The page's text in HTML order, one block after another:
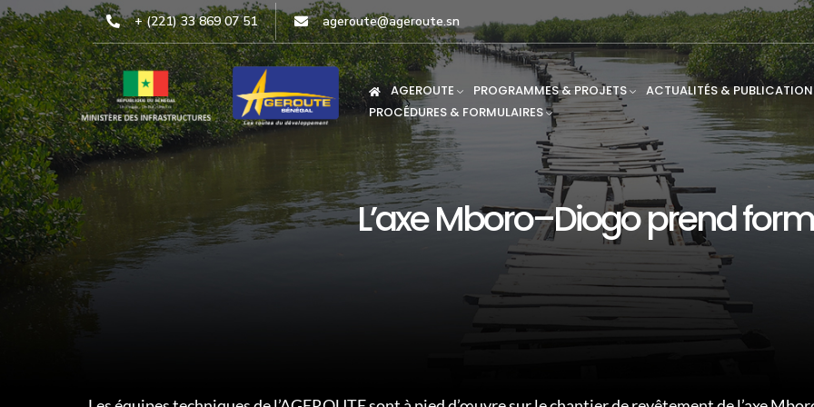
+ (221) 33 869 07 51 ageroute@ageroute.sn
AGEROUTE PROGRAMMES & PROJETS
ACTUALITÉS &
PROCÉDURES & FORMULAIRES
L’axe Mboro–Diogo prend